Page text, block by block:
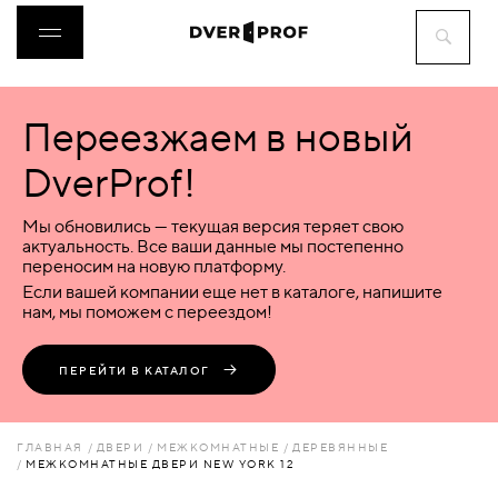
ДВЕРИ
ФУРНИТУРА
ВОРОТА
ПЕРЕГОРОДКИ
Переезжаем в новый
DverProf!
Мы обновились — текущая версия теряет свою
актуальность. Все ваши данные мы постепенно
переносим на новую платформу.
Если вашей компании еще нет в каталоге, напишите
нам, мы поможем с переездом!
ПЕРЕЙТИ В КАТАЛОГ
ГЛАВНАЯ ДВЕРИ МЕЖКОМНАТНЫЕ
ДЕРЕВЯННЫЕ
МЕЖКОМНАТНЫЕ ДВЕРИ NEW YORK 12